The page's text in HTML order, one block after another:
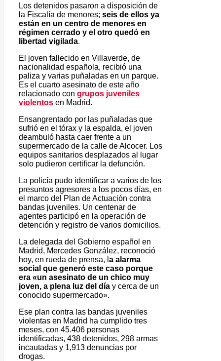
Los detenidos pasaron a disposición de
la Fiscalía de menores; seis de ellos ya
están en un centro de menores en
régimen cerrado y el otro quedó en
libertad vigilada.
El joven fallecido en Villaverde, de
nacionalidad española, recibió una
paliza y varias puñaladas en un parque.
Es el cuarto asesinato de este año
relacionado con grupos juveniles
violentos en Madrid.
Ensangrentado por las puñaladas que
sufrió en el tórax y la espalda, el joven
deambuló hasta caer frente a un
supermercado de la calle de Alcocer. Los
equipos sanitarios desplazados al lugar
solo pudieron certificar la defunción.
La policía pudo identificar a varios de los
presuntos agresores a los pocos días, en
el marco del Plan de Actuación contra
bandas juveniles. Un centenar de
agentes participó en la operación de
detención y registro de varios domicilios.
La delegada del Gobierno español en
Madrid, Mercedes González, reconoció
hoy, en rueda de prensa, l a alarma
social que generó este caso porque
era «un asesinato de un chico muy
joven, a plena luz del día y cerca de un
conocido supermercado».
Ese plan contra las bandas juveniles
violentas en Madrid ha cumplido tres
meses, con 45.406 personas
identificadas, 438 detenidos, 298 armas
incautadas y 1,913 denuncias por
drogas.